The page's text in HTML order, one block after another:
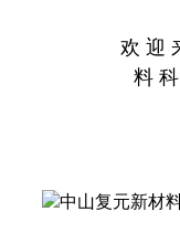
欢迎
料